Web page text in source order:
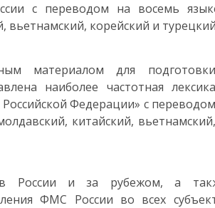
с переводом на восемь
вьетнамский, корейский и
материалом для подготовки
наиболее частотная лексика
Федерации» с переводом
китайский, вьетнамский,
в России и за рубежом, а
ФМС России во всех